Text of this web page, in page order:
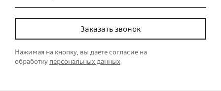
Заказать звонок
Нажимая на кнопку, вы даете согласие на
обработку персональных данных